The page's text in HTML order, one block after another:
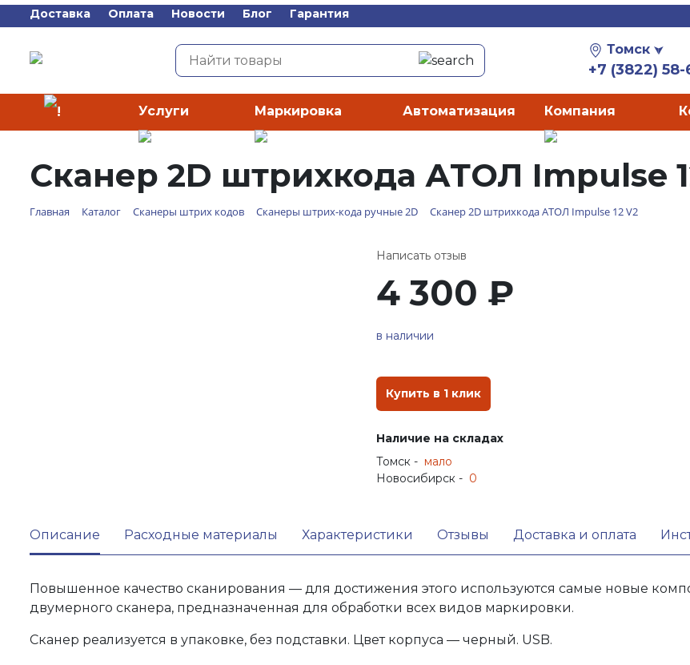
Доставка Оплата Новости Блог Гарантия
Томск
+7 (3822) 58-
Услуги Маркировка Автоматизация Компания
Сканер 2D штрихкода АТОЛ Impulse
Главная Каталог Сканеры штрих кодов Сканеры штрих-кода ручные 2D Сканер 2D штрихкода АТОЛ Impulse 12 V2
Написать отзыв
4 300 ₽
в наличии
Купить в 1 клик
Наличие на складах
Томск - мало
Новосибирск - 0
Описание Расходные материалы Характеристики Отзывы Доставка и оплата
Повышенное качество сканирования — для достижения этого используются самые новые
двумерного сканера, предназначенная для обработки всех видов маркировки.
Сканер реализуется в упаковке, без подставки. Цвет корпуса — черный. USB.